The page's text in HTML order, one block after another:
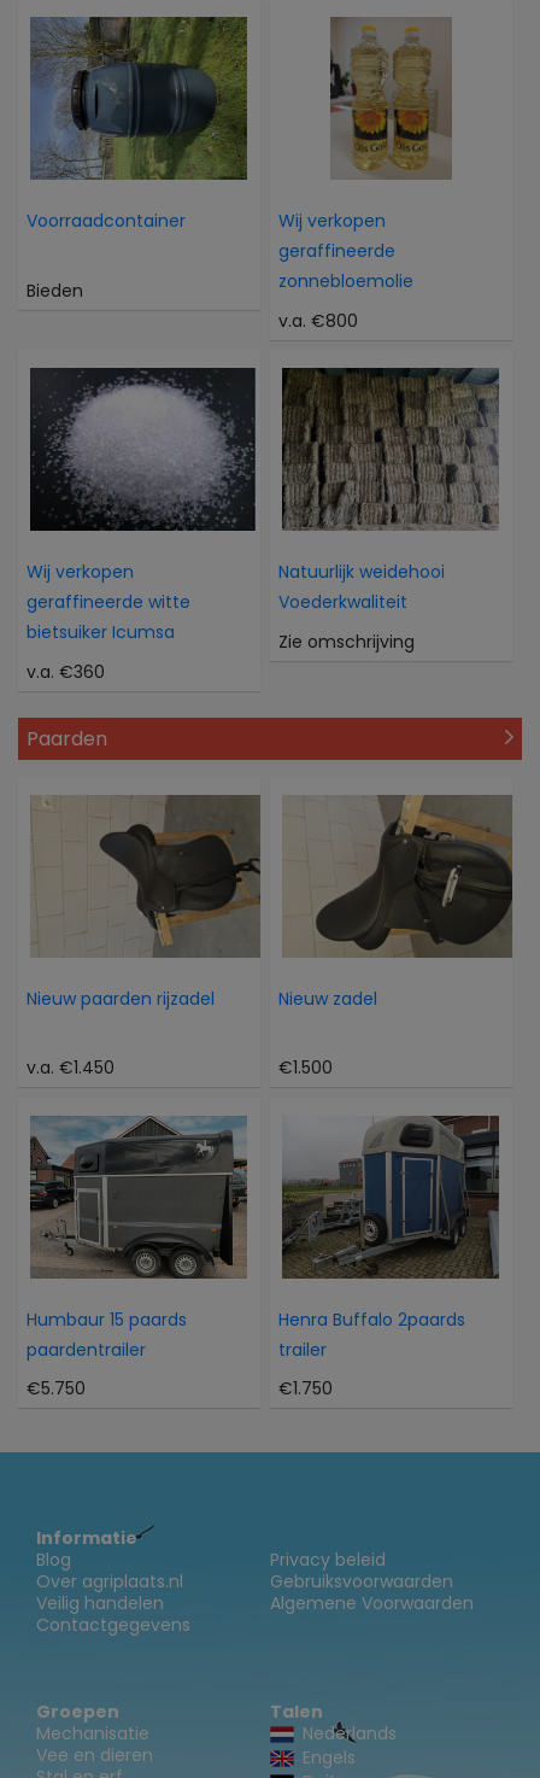
Voorraadcontainer
Bieden
Wij verkopen
geraffineerde
zonnebloemolie
v.a. €800
Wij verkopen
geraffineerde witte
bietsuiker Icumsa
v.a. €360
Natuurlijk weidehooi
Voederkwaliteit
Zie omschrijving
Paarden
Nieuw paarden rijzadel
v.a. €1.450
Nieuw zadel
€1.500
Humbaur 15 paards
paardentrailer
€5.750
Henra Buffalo 2paards
trailer
€1.750
Informatie
Blog
Over agriplaats.nl
Veilig handelen
Contactgegevens
Privacy beleid
Gebruiksvoorwaarden
Algemene Voorwaarden
Groepen
Mechanisatie
Vee en dieren
Talen
Nederlands
Engels